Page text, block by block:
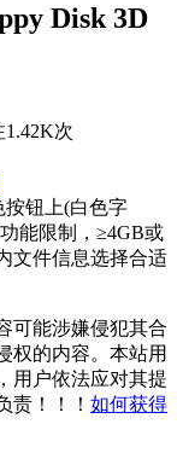
Disk 3D
1.42K次
钮上(白色字
能限制，≥4GB或
文件信息选择合适
可能涉嫌侵犯其合
权的内容。本站用
用户依法应对其提
责！！！ 如何获得